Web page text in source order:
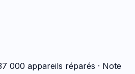
000 appareils réparés · Note